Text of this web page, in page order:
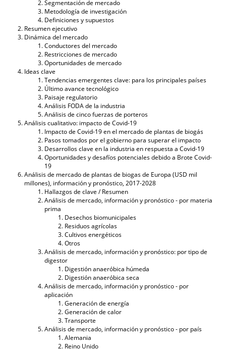
Segmentación de mercado
Metodología de investigación
Definiciones y supuestos
Resumen ejecutivo
Dinámica del mercado
Conductores del mercado
Restricciones de mercado
Oportunidades de mercado
Ideas clave
Tendencias emergentes clave: para los principales países
Último avance tecnológico
Paisaje regulatorio
Análisis FODA de la industria
Análisis de cinco fuerzas de porteros
Análisis cualitativo: impacto de Covid-19
Impacto de Covid-19 en el mercado de plantas de biogás
Pasos tomados por el gobierno para superar el impacto
Desarrollos clave en la industria en respuesta a Covid-19
Oportunidades y desafíos potenciales debido a Brote Covid-
19
Análisis de mercado de plantas de biogas de Europa (USD mil
millones), información y pronóstico, 2017-2028
Hallazgos de clave / Resumen
Análisis de mercado, información y pronóstico - por materia
prima
Desechos biomunicipales
Residuos agrícolas
Cultivos energéticos
Otros
Análisis de mercado, información y pronóstico: por tipo de
digestor
Digestión anaeróbica húmeda
Digestión anaeróbica seca
Análisis de mercado, información y pronóstico - por
aplicación
Generación de energía
Generación de calor
Transporte
Análisis de mercado, información y pronóstico - por país
Alemania
Reino Unido